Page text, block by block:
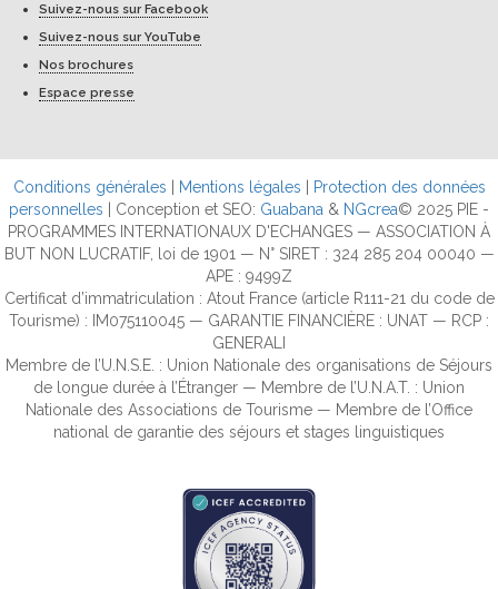
Suivez-nous sur Facebook
Suivez-nous sur YouTube
Nos brochures
Espace presse
Conditions générales Mentions légales
Protection des données
personnelles | Conception et SEO: Guabana & NGcrea© 2025 PIE -
PROGRAMMES INTERNATIONAUX D'ECHANGES — ASSOCIATION À
BUT NON LUCRATIF, loi de 1901 — N° SIRET : 324 285 204 00040 —
APE : 9499Z
Certificat d’immatriculation : Atout France (article R111-21 du code de
Tourisme) : IM075110045 — GARANTIE FINANCIÈRE : UNAT — RCP :
GENERALI
Membre de l’U.N.S.E. : Union Nationale des organisations de Séjours
de longue durée à l’Étranger — Membre de l’U.N.A.T. : Union
Nationale des Associations de Tourisme — Membre de l’Office
national de garantie des séjours et stages linguistiques